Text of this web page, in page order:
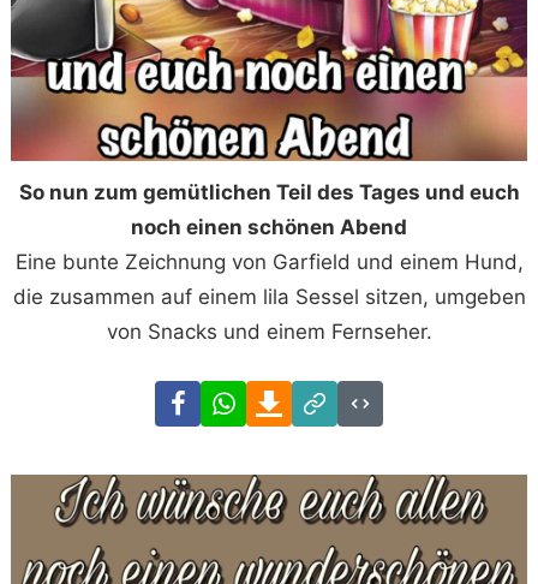
So nun zum gemütlichen Teil des Tages und euch
noch einen schönen Abend
Eine bunte Zeichnung von Garfield und einem Hund,
die zusammen auf einem lila Sessel sitzen, umgeben
von Snacks und einem Fernseher.
FacebookWhatsAppDownload
Link
Code